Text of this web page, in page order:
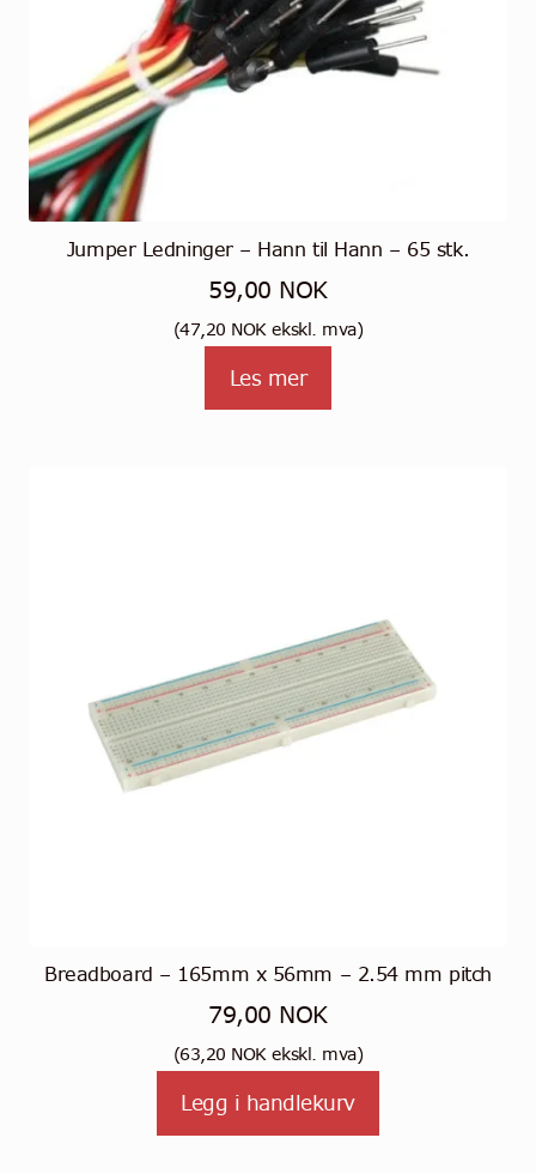
Jumper Ledninger – Hann til Hann – 65 stk.
59,00 NOK
(47,20 NOKekskl. mva)
Les mer
Breadboard – 165mm x 56mm – 2.54 mm pitch
79,00 NOK
(63,20 NOKekskl. mva)
Legg i handlekurv